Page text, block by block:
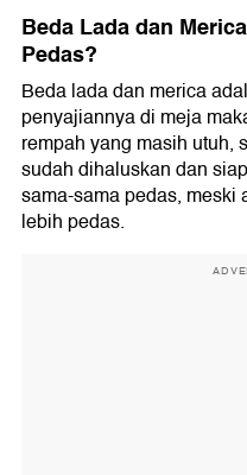
Beda Lada dan
Pedas?
Beda lada dan merica
penyajiannya di meja
rempah yang masih utuh,
sudah dihaluskan dan
sama-sama pedas,
lebih pedas.